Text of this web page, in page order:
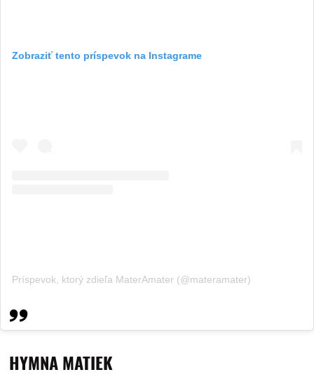
Zobraziť tento príspevok na Instagrame
Príspevok, ktorý zdieľa MaterAmater (@materamater)
HYMNA MATIEK